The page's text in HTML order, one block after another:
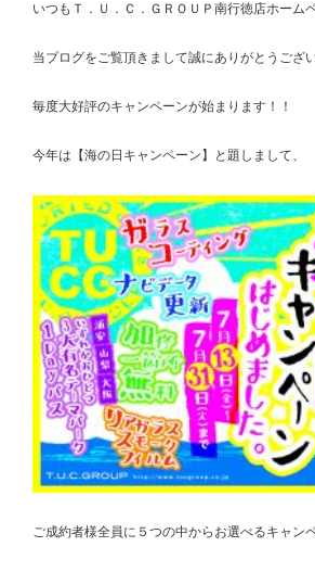
いつもＴ．Ｕ．Ｃ．ＧＲＯＵＰ南行徳店ホーム
当ブログをご覧頂きまして誠にありがとうござ
毎度大好評のキャンペーンが始まります！！
今年は【海の日キャンペーン】と題しまして、
ご成約者様全員に５つの中からお選べるキャン